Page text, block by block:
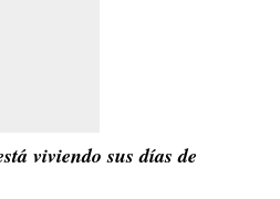
viviendo sus días de